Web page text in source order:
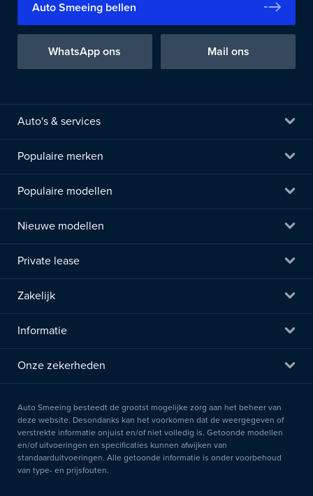
Auto Smeeing bellen
WhatsApp ons Mail ons
Auto's & services
Populaire merken
Populaire modellen
Nieuwe modellen
Private lease
Zakelijk
Informatie
Onze zekerheden
Auto Smeeing besteedt de grootst mogelijke zorg aan het beheer van
deze website. Desondanks kan het voorkomen dat de weergegeven of
verstrekte informatie onjuist en/of niet volledig is. Getoonde modellen
en/of uitvoeringen en specificaties kunnen afwijken van
standaarduitvoeringen. Alle getoonde informatie is onder voorbehoud
van type- en prijsfouten.